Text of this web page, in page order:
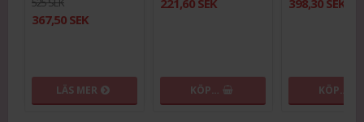
367,50 SEK
LÄS MER KÖP… KÖP…